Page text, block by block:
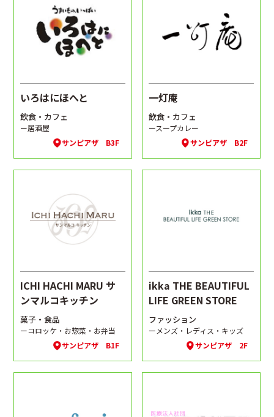
いろはにほへと
飲食・カフェ
ー居酒屋
サンピアザ B3F
一灯庵
飲食・カフェ
ースープカレー
サンピアザ B2F
ICHI HACHI MARU サ
ンマルコキッチン
菓子・食品
ーコロッケ・お惣菜・お弁当
サンピアザ B1F
ikka THE BEAUTIFUL
LIFE GREEN STORE
ファッション
ーメンズ・レディス・キッズ
サンピアザ 2F